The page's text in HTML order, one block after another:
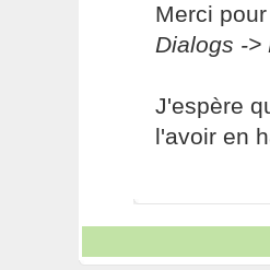
Merci
Dialogs ->
J'espère
l'avoir en